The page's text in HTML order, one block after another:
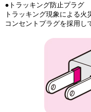
●トラッキング防止プラグ
トラッキング現象による
コンセントプラグを採用し